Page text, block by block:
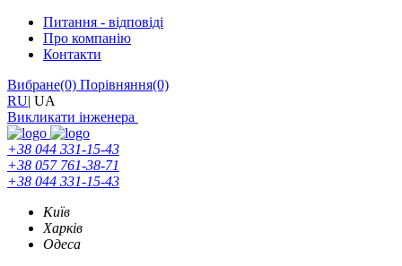
Питання - відповіді
Про компанію
Контакти
Вибране(0) Порівняння(0)
RU| UA
Викликати інженера
+38 044 331-15-43
+38 057 761-38-71
+38 044 331-15-43
Київ
Харків
Одеса